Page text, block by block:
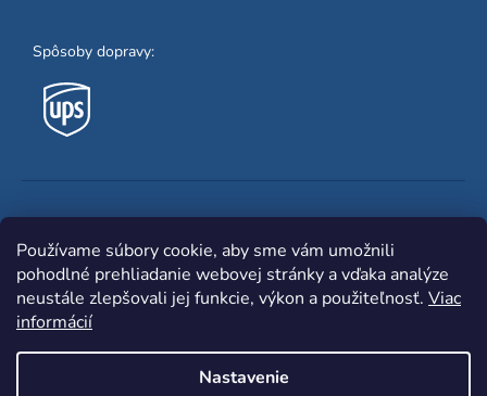
Používame súbory cookie, aby sme vám umožnili
pohodlné prehliadanie webovej stránky a vďaka analýze
neustále zlepšovali jej funkcie, výkon a použiteľnosť. Viac
informácií
Nastavenie
Spôsoby dopravy:
Shoptet |mime digital